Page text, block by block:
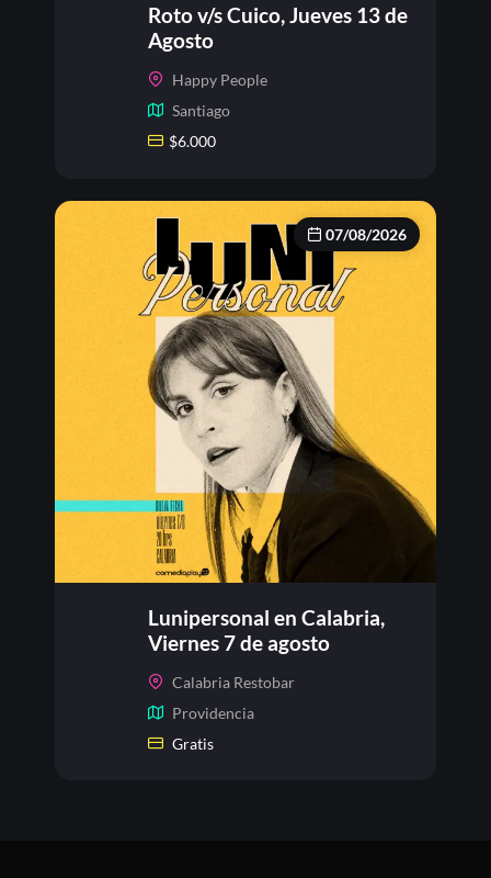
Roto v/s Cuico, Jueves 13 de
Agosto
Happy People
Santiago
$6.000
07/08/2026
Lunipersonal en Calabria,
Viernes 7 de agosto
Calabria Restobar
Providencia
Gratis